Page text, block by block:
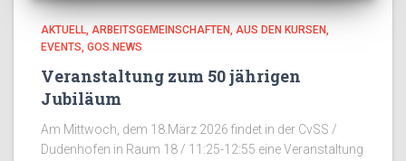
AKTUELL ARBEITSGEMEINSCHAFTEN AUS DEN KURSEN
EVENTS GOS.NEWS
Veranstaltung zum 50 jährigen
Jubiläum
Am Mittwoch, dem 18.März 2026 findet in der CvSS /
Dudenhofen in Raum 18 / 11:25-12:55 eine Veranstaltung